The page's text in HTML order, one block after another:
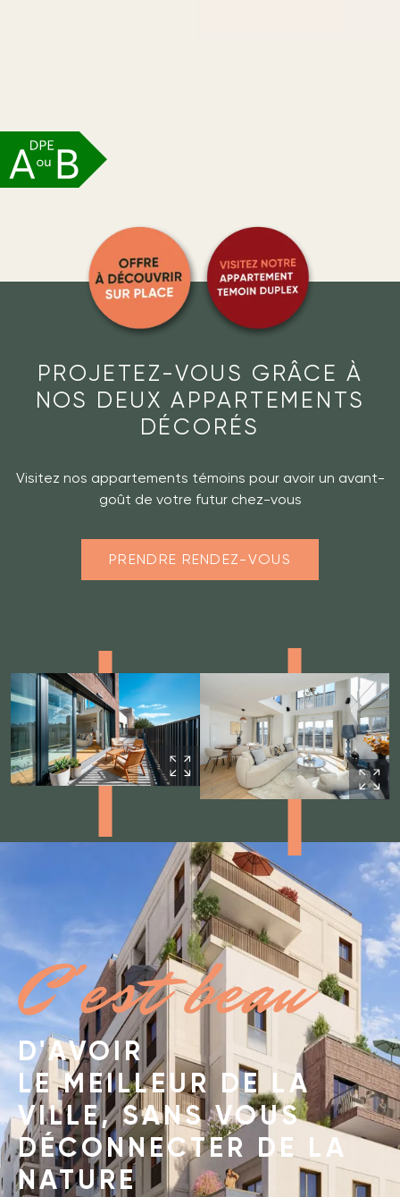
PROJETEZ-VOUS GRÂCE À
NOS DEUX APPARTEMENTS
DÉCORÉS
Visitez nos appartements témoins pour avoir un avant-
goût de votre futur chez-vous
PRENDRE RENDEZ-VOUS
C'est beau
D'AVOIR
LE MEILLEUR DE LA
VILLE, SANS VOUS
DÉCONNECTER DE LA
NATURE